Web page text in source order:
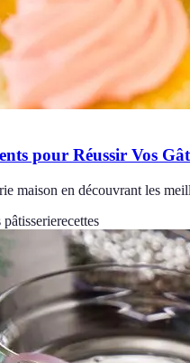
pour Réussir Vos
maison en découvrant les
recettes